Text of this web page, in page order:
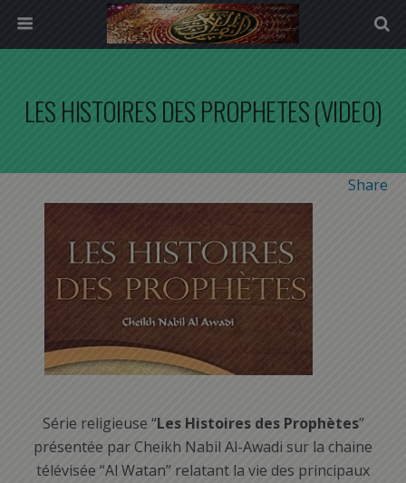
LES HISTOIRES DES PROPHETES (VIDEO)
Share
Série religieuse “Les Histoires des Prophètes”
présentée par Cheikh Nabil Al-Awadi sur la chaine
télévisée “Al Watan” relatant la vie des principaux